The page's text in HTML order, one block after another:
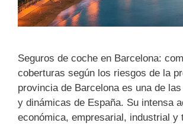
Seguros de coche en Barcelona:
coberturas según los riesgos de la
provincia de Barcelona es una de
y dinámicas de España. Su intensa
económica, empresarial, industrial y